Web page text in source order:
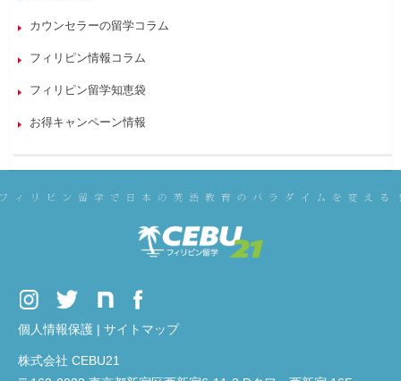
カウンセラーの留学コラム
フィリピン情報コラム
フィリピン留学知恵袋
お得キャンペーン情報
個人情報保護 | サイトマップ
株式会社 CEBU21